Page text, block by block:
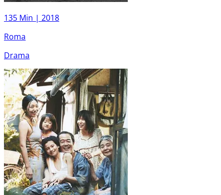
135 Min | 2018
Roma
Drama